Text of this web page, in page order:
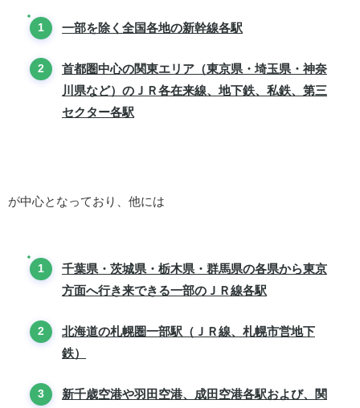
一部を除く全国各地の新幹線各駅
首都圏中心の関東エリア（東京県・埼玉県・神奈
川県など）のＪＲ各在来線、地下鉄、私鉄、第三
セクター各駅
が中心となっており、他には
千葉県・茨城県・栃木県・群馬県の各県から東京
方面へ行き来できる一部のＪＲ線各駅
北海道の札幌圏一部駅（ＪＲ線、札幌市営地下
鉄）
新千歳空港や羽田空港、成田空港各駅および、関